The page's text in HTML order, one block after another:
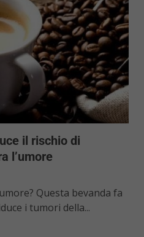
il rischio di
l’umore
Questa bevanda fa
i tumori della...